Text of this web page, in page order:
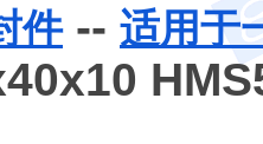
件-- 适用于